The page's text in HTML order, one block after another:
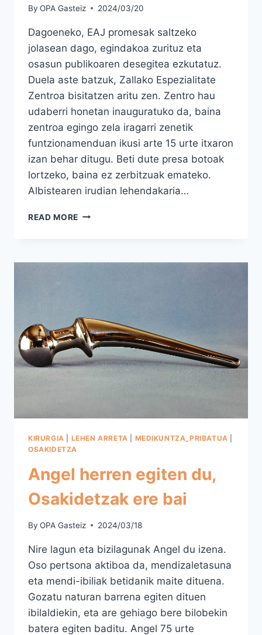
By OPA Gasteiz 2024/03/20
Dagoeneko, EAJ promesak saltzeko
jolasean dago, egindakoa zurituz eta
osasun publikoaren desegitea ezkutatuz.
Duela aste batzuk, Zallako Espezialitate
Zentroa bisitatzen aritu zen. Zentro hau
udaberri honetan inauguratuko da, baina
zentroa egingo zela iragarri zenetik
funtzionamenduan ikusi arte 15 urte itxaron
izan behar ditugu. Beti dute presa botoak
lortzeko, baina ez zerbitzuak emateko.
Albistearen irudian lehendakaria…
READ MORE DARPON
KIRURGIA LEHEN ARRETA MEDIKUNTZA_PRIBATUA
OSAKIDETZA
Angel herren egiten du,
Osakidetzak ere bai
By OPA Gasteiz 2024/03/18
Nire lagun eta bizilagunak Angel du izena.
Oso pertsona aktiboa da, mendizaletasuna
eta mendi-ibiliak betidanik maite dituena.
Gozatu naturan barrena egiten dituen
ibilaldiekin, eta are gehiago bere bilobekin
batera egiten baditu. Angel 75 urte